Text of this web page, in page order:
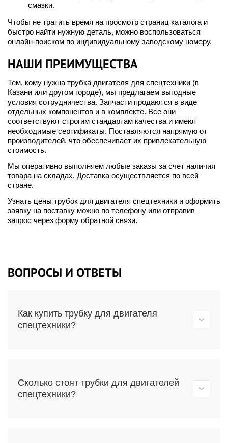
смазки.
Чтобы не тратить время на просмотр страниц каталога и
быстро найти нужную деталь, можно воспользоваться
онлайн-поиском по индивидуальному заводскому номеру.
НАШИ ПРЕИМУЩЕСТВА
Тем, кому нужна трубка двигателя для спецтехники (в
Казани или другом городе), мы предлагаем выгодные
условия сотрудничества. Запчасти продаются в виде
отдельных компонентов и в комплекте. Все они
соответствуют строгим стандартам качества и имеют
необходимые сертификаты. Поставляются напрямую от
производителей, что обеспечивает их привлекательную
стоимость.
Мы оперативно выполняем любые заказы за счет наличия
товара на складах. Доставка осуществляется по всей
стране.
Узнать цены трубок для двигателя спецтехники и оформить
заявку на поставку можно по телефону или отправив
запрос через форму обратной связи.
ВОПРОСЫ И ОТВЕТЫ
Как купить трубку для двигателя
спецтехники?
Сколько стоят трубки для двигателей
спецтехники?